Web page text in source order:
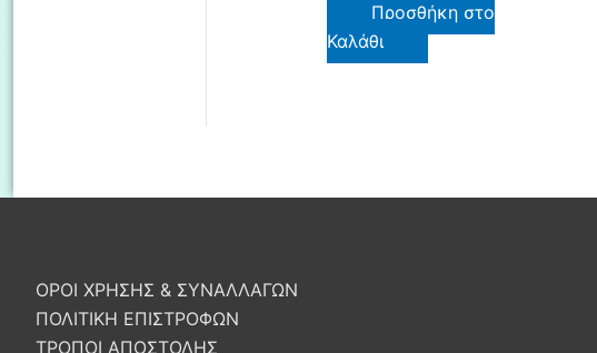
Προσθήκη στο
Καλάθι
ΟΡΟΙ ΧΡΗΣΗΣ & ΣΥΝΑΛΛΑΓΩΝ
ΠΟΛΙΤΙΚΗ ΕΠΙΣΤΡΟΦΩΝ
ΤΡΟΠΟΙ ΑΠΟΣΤΟΛΗΣ